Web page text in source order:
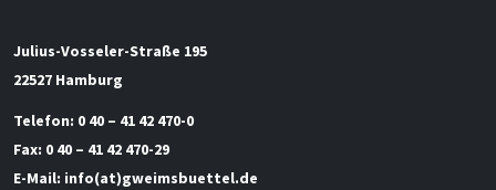
Julius-Vosseler-Straße 195
22527 Hamburg
Telefon: 0 40 – 41 42 470-0
Fax: 0 40 – 41 42 470-29
E-Mail: info(at)gweimsbuettel.de